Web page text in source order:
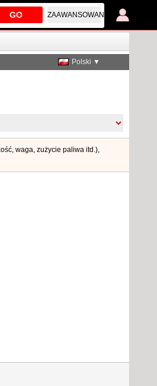
GO ZAAWANSOWANE
Polski ▼
waga, zużycie paliwa itd.),